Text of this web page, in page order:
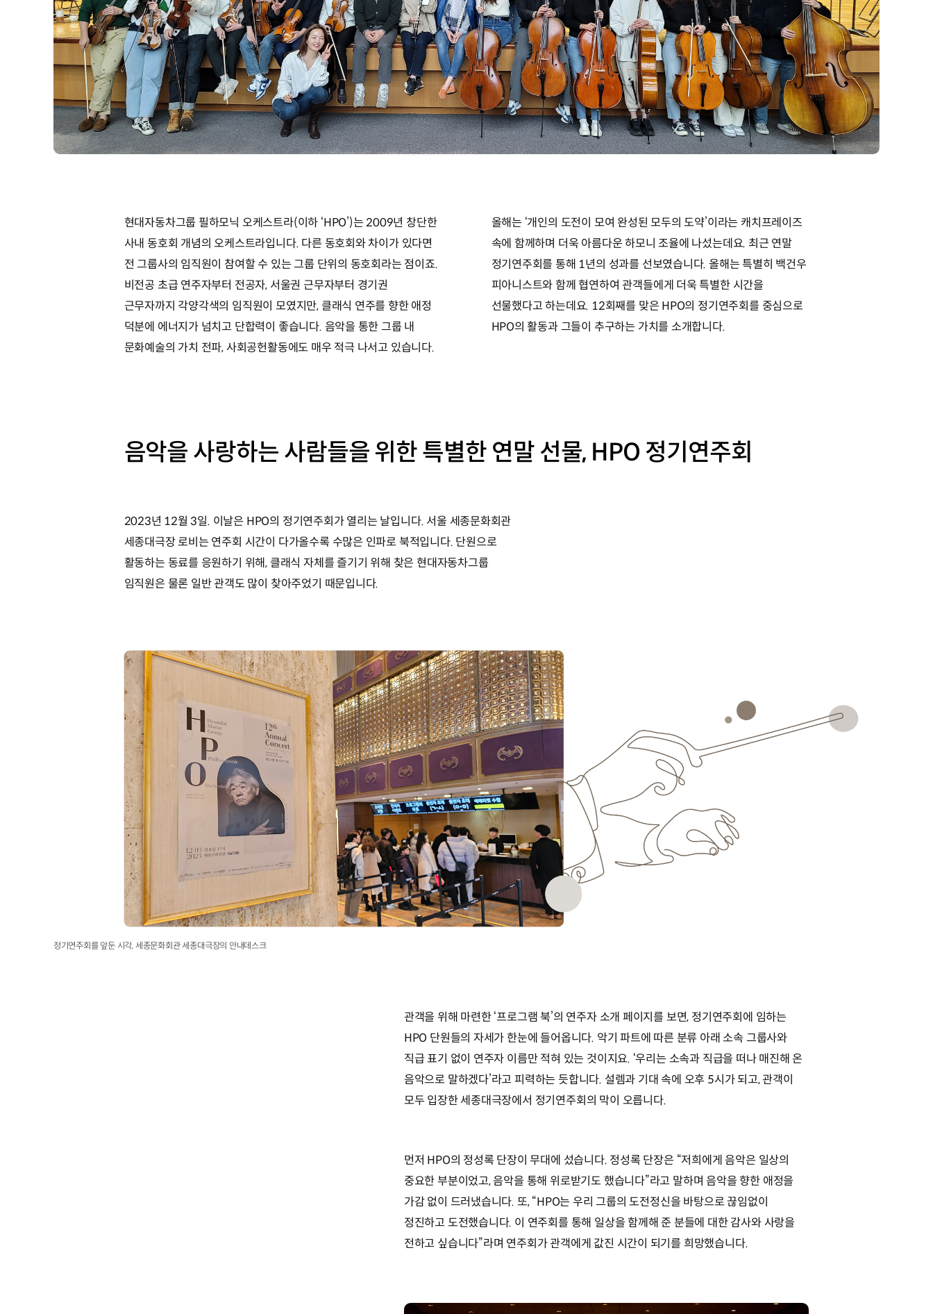
현대자동차그룹 필하모닉 오케스트라(이하 ‘HPO’)는 2009년 창단한
사내 동호회 개념의 오케스트라입니다. 다른 동호회와 차이가 있다면
전 그룹사의 임직원이 참여할 수 있는 그룹 단위의 동호회라는 점이죠.
비전공 초급 연주자부터 전공자, 서울권 근무자부터 경기권
근무자까지 각양각색의 임직원이 모였지만, 클래식 연주를 향한 애정
덕분에 에너지가 넘치고 단합력이 좋습니다. 음악을 통한 그룹 내
문화예술의 가치 전파, 사회공헌활동에도 매우 적극 나서고 있습니다.
올해는 ‘개인의 도전이 모여 완성된 모두의 도약’이라는 캐치프레이즈
속에 함께하며 더욱 아름다운 하모니 조율에 나섰는데요. 최근 연말
정기연주회를 통해 1년의 성과를 선보였습니다. 올해는 특별히 백건우
피아니스트와 함께 협연하여 관객들에게 더욱 특별한 시간을
선물했다고 하는데요. 12회째를 맞은 HPO의 정기연주회를 중심으로
HPO의 활동과 그들이 추구하는 가치를 소개합니다.
음악을 사랑하는 사람들을 위한 특별한 연말 선물, HPO 정기연주회
2023년 12월 3일. 이날은 HPO의 정기연주회가 열리는 날입니다. 서울 세종문화회관
세종대극장 로비는 연주회 시간이 다가올수록 수많은 인파로 북적입니다. 단원으로
활동하는 동료를 응원하기 위해, 클래식 자체를 즐기기 위해 찾은 현대자동차그룹
임직원은 물론 일반 관객도 많이 찾아주었기 때문입니다.
정기연주회를 앞둔 시각, 세종문화회관 세종대극장의 안내데스크
관객을 위해 마련한 ‘프로그램 북’의 연주자 소개 페이지를 보면, 정기연주회에 임하는
HPO 단원들의 자세가 한눈에 들어옵니다. 악기 파트에 따른 분류 아래 소속 그룹사와
직급 표기 없이 연주자 이름만 적혀 있는 것이지요. ‘우리는 소속과 직급을 떠나 매진해 온
음악으로 말하겠다’라고 피력하는 듯합니다. 설렘과 기대 속에 오후 5시가 되고, 관객이
모두 입장한 세종대극장에서 정기연주회의 막이 오릅니다.
먼저 HPO의 정성록 단장이 무대에 섰습니다. 정성록 단장은 “저희에게 음악은 일상의
중요한 부분이었고, 음악을 통해 위로받기도 했습니다”라고 말하며 음악을 향한 애정을
가감 없이 드러냈습니다. 또, “HPO는 우리 그룹의 도전정신을 바탕으로 끊임없이
정진하고 도전했습니다. 이 연주회를 통해 일상을 함께해 준 분들에 대한 감사와 사랑을
전하고 싶습니다”라며 연주회가 관객에게 값진 시간이 되기를 희망했습니다.